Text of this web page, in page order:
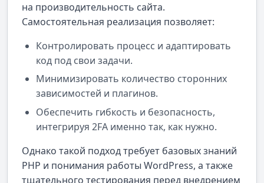
на производительность сайта.
Самостоятельная реализация позволяет:
Контролировать процесс и адаптировать
код под свои задачи.
Минимизировать количество сторонних
зависимостей и плагинов.
Обеспечить гибкость и безопасность,
интегрируя 2FA именно так, как нужно.
Однако такой подход требует базовых знаний
PHP и понимания работы WordPress, а также
тщательного тестирования перед внедрением